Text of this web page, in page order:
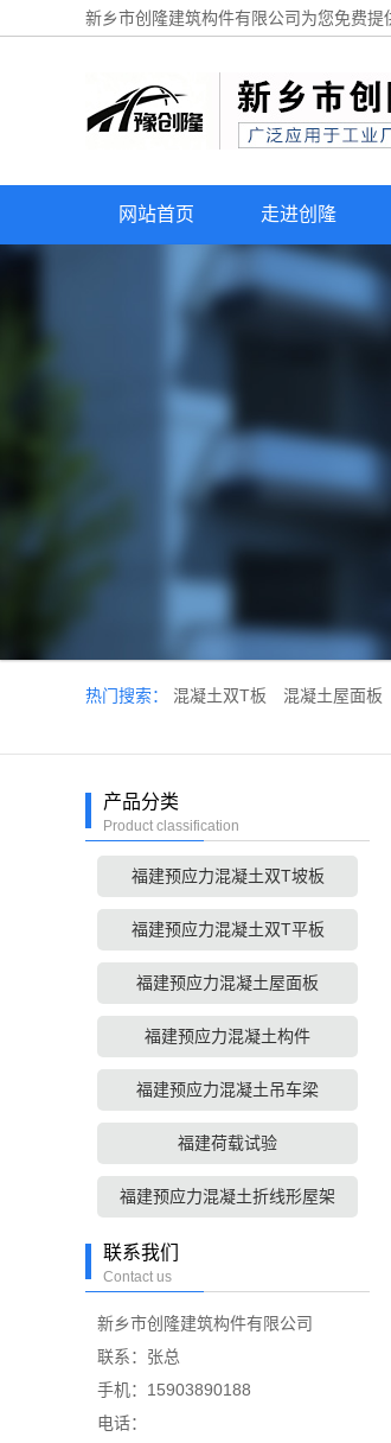
新乡市创隆建筑构件有限公司为您免费提
网站首页 走进创隆
热门搜索： 混凝土双T板 混凝土屋面板
产品分类
Product classification
福建预应力混凝土双T坡板
福建预应力混凝土双T平板
福建预应力混凝土屋面板
福建预应力混凝土构件
福建预应力混凝土吊车梁
福建荷载试验
福建预应力混凝土折线形屋架
联系我们
Contact us
新乡市创隆建筑构件有限公司
联系：张总
手机：15903890188
电话：